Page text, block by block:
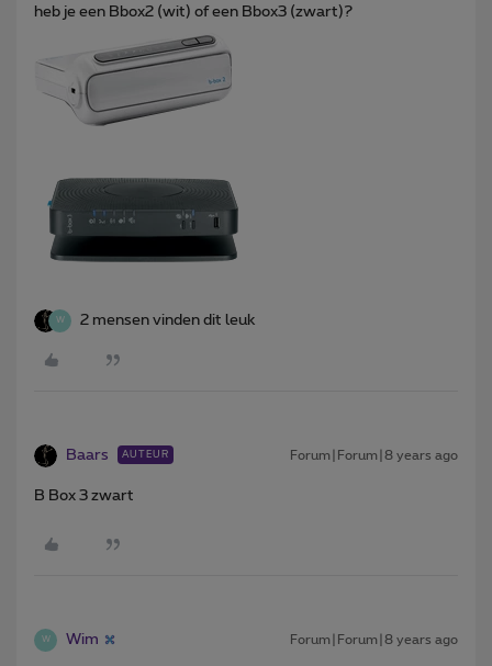
heb je een Bbox2 (wit) of een Bbox3 (zwart)?
W 2 mensen vinden dit leuk
Baars AUTEUR Forum|Forum|8 years ago
B Box 3 zwart
W Wim Forum|Forum|8 years ago